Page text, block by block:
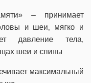
– принимает
и шеи, мягко и
давление тела,
шеи и спины
максимальный